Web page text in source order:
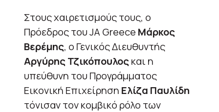
Στους χαιρετισμούς τους, ο
Πρόεδρος του JA Greece Μάρκος
Βερέμης, ο Γενικός Διευθυντής
Αργύρης Τζικόπουλοςκαι η
υπεύθυνη του Προγράμματος
Εικονική Επιχείρηση Ελίζα Παυλίδη
τόνισαν τον κομβικό ρόλο των